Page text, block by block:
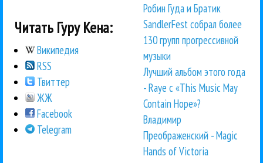
Читать Гуру Кена:
Википедия
RSS
Твиттер
ЖЖ
Facebook
Telegram
Робин Гуда и Братик
SandlerFest собрал более
130 групп прогрессивной
музыки
Лучший альбом этого года
- Raye с «This Music May
Contain Hope»?
Владимир
Преображенский - Magic
Hands of Victoria